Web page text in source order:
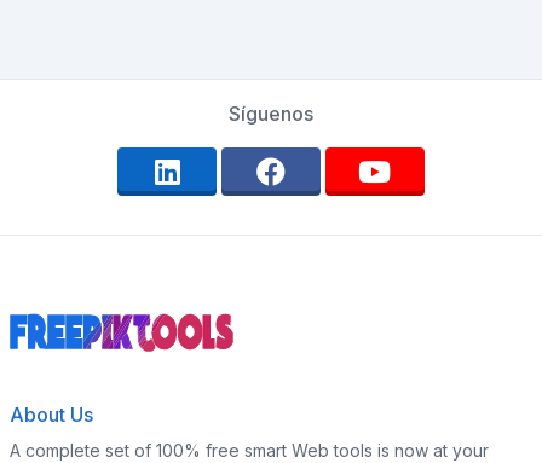
Síguenos
About Us
A complete set of 100% free smart Web tools is now at your